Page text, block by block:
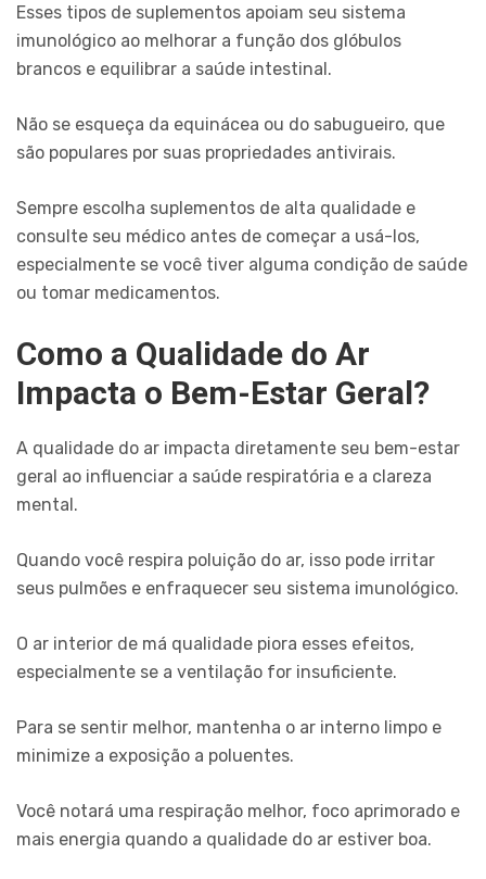
Esses tipos de suplementos apoiam seu sistema
imunológico ao melhorar a função dos glóbulos
brancos e equilibrar a saúde intestinal.
Não se esqueça da equinácea ou do sabugueiro, que
são populares por suas propriedades antivirais.
Sempre escolha suplementos de alta qualidade e
consulte seu médico antes de começar a usá-los,
especialmente se você tiver alguma condição de saúde
ou tomar medicamentos.
Como a Qualidade do Ar
Impacta o Bem-Estar Geral?
A qualidade do ar impacta diretamente seu bem-estar
geral ao influenciar a saúde respiratória e a clareza
mental.
Quando você respira poluição do ar, isso pode irritar
seus pulmões e enfraquecer seu sistema imunológico.
O ar interior de má qualidade piora esses efeitos,
especialmente se a ventilação for insuficiente.
Para se sentir melhor, mantenha o ar interno limpo e
minimize a exposição a poluentes.
Você notará uma respiração melhor, foco aprimorado e
mais energia quando a qualidade do ar estiver boa.